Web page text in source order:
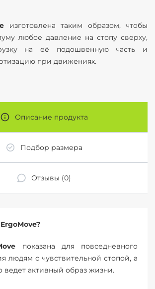
изготовлена таким образом, чтобы
любое давление на стопу сверху,
на её подошвенную часть и
при движениях.
Описание продукта
Подбор размера
Отзывы (0)
показана для повседневного
людям с чувствительной стопой, а
ведет активный образ жизни.